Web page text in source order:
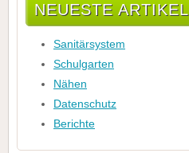
NEUESTE ARTIKEL
Sanitärsystem
Schulgarten
Nähen
Datenschutz
Berichte